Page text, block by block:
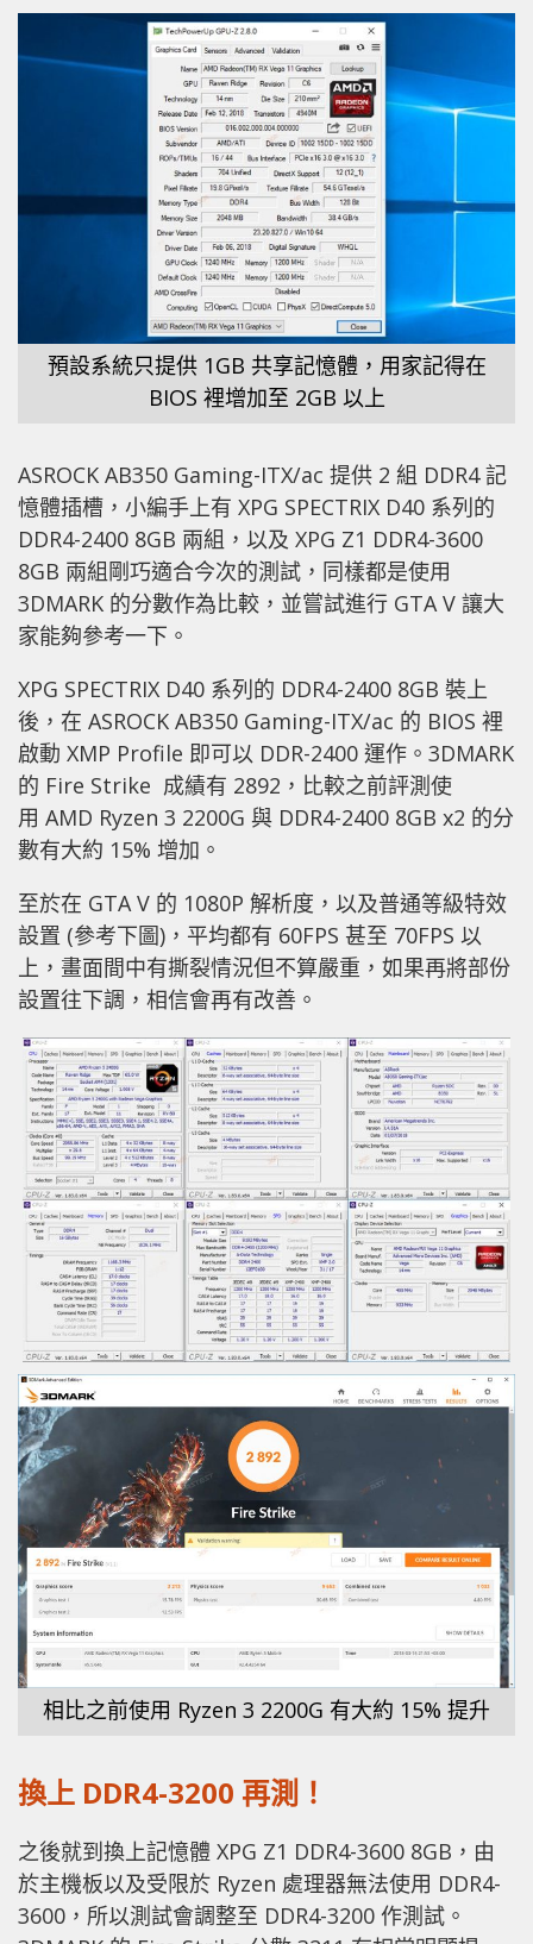
預設系統只提供 1GB 共享記憶體，用家記得在
BIOS 裡增加至 2GB 以上
ASROCK AB350 Gaming-ITX/ac 提供 2 組 DDR4 記
憶體插槽，小編手上有 XPG SPECTRIX D40 系列的
DDR4-2400 8GB 兩組，以及 XPG Z1 DDR4-3600
8GB 兩組剛巧適合今次的測試，同樣都是使用
3DMARK 的分數作為比較，並嘗試進行 GTA V 讓大
家能夠參考一下。
XPG SPECTRIX D40 系列的 DDR4-2400 8GB 裝上
後，在 ASROCK AB350 Gaming-ITX/ac 的 BIOS 裡
啟動 XMP Profile 即可以 DDR-2400 運作。3DMARK
的 Fire Strike 成績有 2892，比較之前評測使
用 AMD Ryzen 3 2200G 與 DDR4-2400 8GB x2 的分
數有大約 15% 增加。
至於在 GTA V 的 1080P 解析度，以及普通等級特效
設置 (參考下圖)，平均都有 60FPS 甚至 70FPS 以
上，畫面間中有撕裂情況但不算嚴重，如果再將部份
設置往下調，相信會再有改善。
相比之前使用 Ryzen 3 2200G 有大約 15% 提升
換上 DDR4-3200 再測！
之後就到換上記憶體 XPG Z1 DDR4-3600 8GB，由
於主機板以及受限於 Ryzen 處理器無法使用 DDR4-
3600，所以測試會調整至 DDR4-3200 作測試。